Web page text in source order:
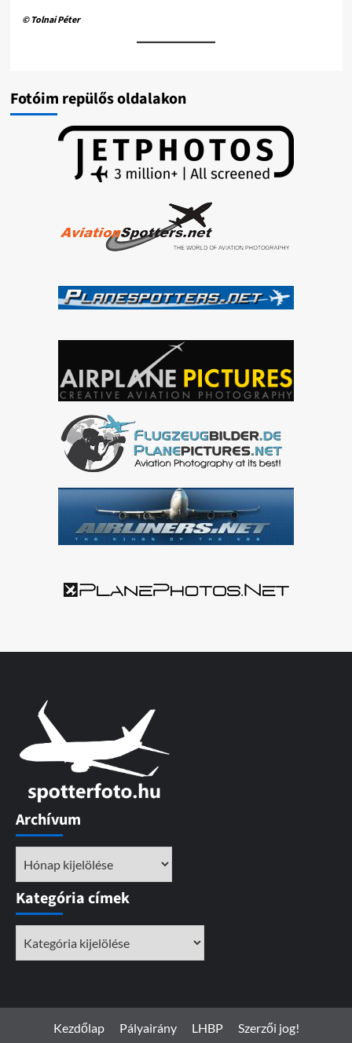
© Tolnai Péter
Fotóim repülős oldalakon
Archívum
Kategória címek
Kezdőlap Pályairány LHBP Szerzői jog!